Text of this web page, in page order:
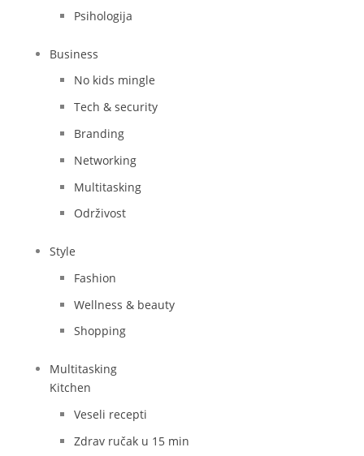
Psihologija
Business
No kids mingle
Tech & security
Branding
Networking
Multitasking
Održivost
Style
Fashion
Wellness & beauty
Shopping
Multitasking
Kitchen
Veseli recepti
Zdrav ručak u 15 min